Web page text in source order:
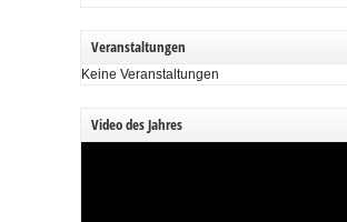
Veranstaltungen
Keine Veranstaltungen
Video des Jahres